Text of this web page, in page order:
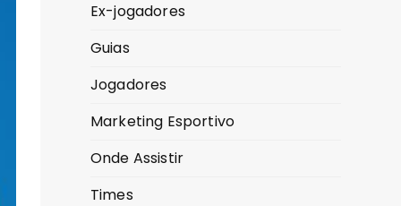
Ex-jogadores
Guias
Jogadores
Marketing Esportivo
Onde Assistir
Times